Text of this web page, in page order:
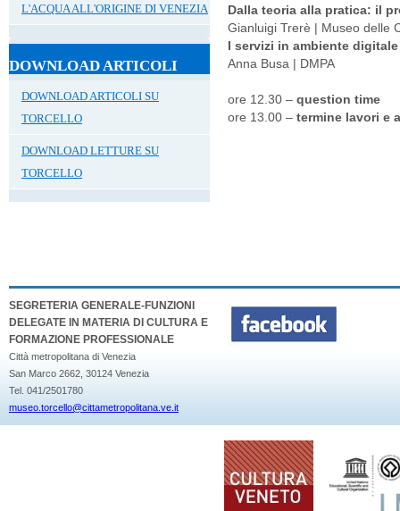
L'ACQUA ALL'ORIGINE DI VENEZIA
DOWNLOAD ARTICOLI
DOWNLOAD ARTICOLI SU
TORCELLO
DOWNLOAD LETTURE SU
TORCELLO
Dalla teoria alla pratica: il
Gianluigi Trerè | Museo delle
I servizi in ambiente
Anna Busa | DMPA
ore 12.30 –question time
ore 13.00 –termine lavori e
SEGRETERIA GENERALE-FUNZIONI
DELEGATE IN MATERIA DI CULTURA E
FORMAZIONE PROFESSIONALE
Città metropolitana di Venezia
San Marco 2662, 30124 Venezia
Tel. 041/2501780
museo.torcello@cittametropolitana.ve.it